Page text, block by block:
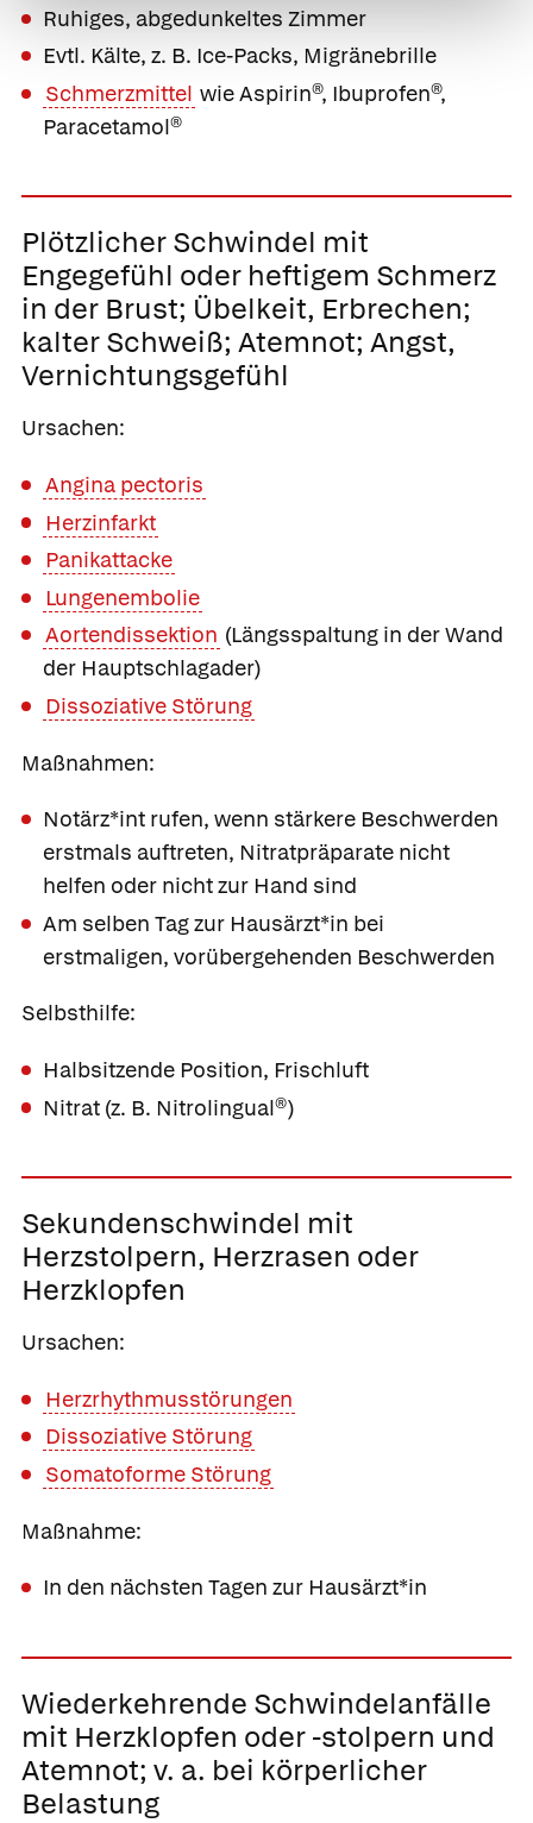
Ruhiges, abgedunkeltes Zimmer
Evtl. Kälte, z. B. Ice-Packs, Migränebrille
Schmerzmittel wieAspirin®, Ibuprofen®,
Paracetamol®
Plötzlicher Schwindel mit
Engegefühl oder heftigem Schmerz
in der Brust; Übelkeit, Erbrechen;
kalter Schweiß; Atemnot; Angst,
Vernichtungsgefühl
Ursachen:
Angina pectoris
Herzinfarkt
Panikattacke
Lungenembolie
Aortendissektion (Längsspaltung in der Wand
der Hauptschlagader)
Dissoziative Störung
Maßnahmen:
Notärz*int rufen, wenn stärkere Beschwerden
erstmals auftreten, Nitratpräparate nicht
helfen oder nicht zur Hand sind
Am selben Tag zur Hausärzt*in bei
erstmaligen, vorübergehenden Beschwerden
Selbsthilfe:
Halbsitzende Position, Frischluft
Nitrat (z. B. Nitrolingual®)
Sekundenschwindel mit
Herzstolpern, Herzrasen oder
Herzklopfen
Ursachen:
Herzrhythmusstörungen
Dissoziative Störung
Somatoforme Störung
Maßnahme:
In den nächsten Tagen zur Hausärzt*in
Wiederkehrende Schwindelanfälle
mit Herzklopfen oder -stolpern und
Atemnot; v. a. bei körperlicher
Belastung